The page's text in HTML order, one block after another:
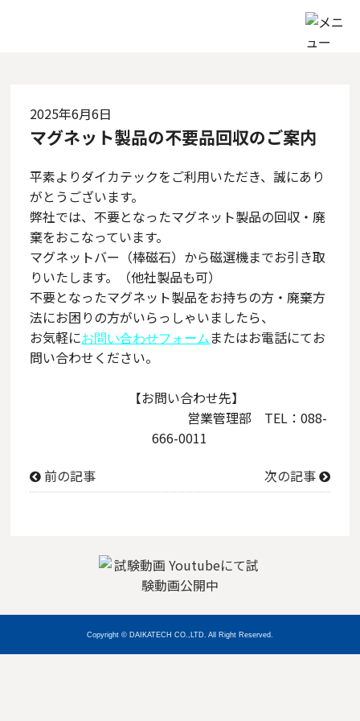
2025年6月6日
マグネット製品の不要品回収のご案内
平素よりダイカテックをご利用いただき、誠にあり
がとうございます。
弊社では、不要となったマグネット製品の回収・廃
棄をおこなっています。
マグネットバー（棒磁石）から磁選機までお引き取
りいたします。（他社製品も可）
不要となったマグネット製品をお持ちの方・廃棄方
法にお困りの方がいらっしゃいましたら、
お気軽にお問い合わせフォーム またはお電話にてお
問い合わせください。
【お問い合わせ先】
営業管理部 TEL：088-
666-0011
前の記事
次の記事
Copyright © DAIKATECH CO.,LTD. All Right Reserved.